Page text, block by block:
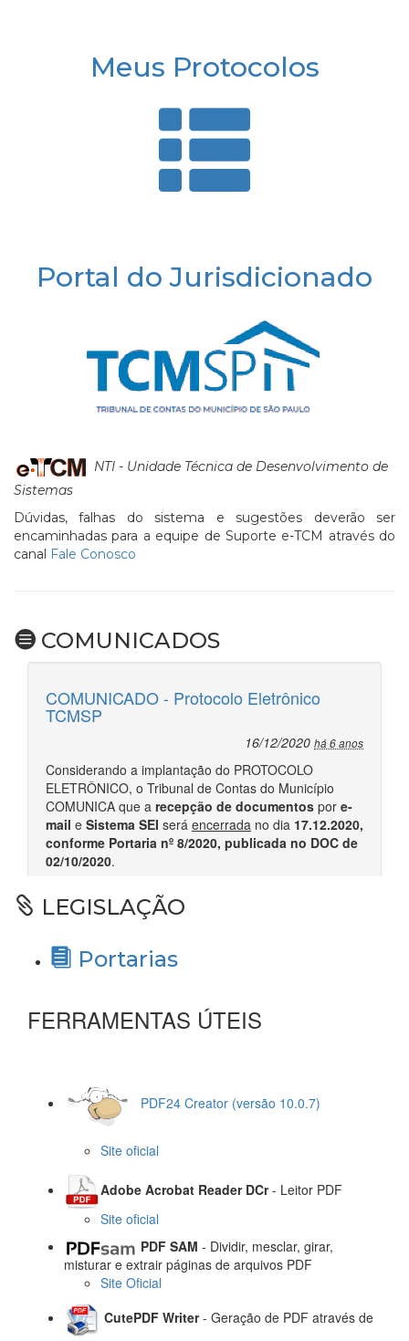
Meus Protocolos
Portal do Jurisdicionado
NTI - Unidade Técnica de Desenvolvimento de
Sistemas
Dúvidas, falhas do sistema e sugestões deverão ser
encaminhadas para a equipe de Suporte e-TCM através do
canal Fale Conosco
COMUNICADOS
LEGISLAÇÃO
Portarias